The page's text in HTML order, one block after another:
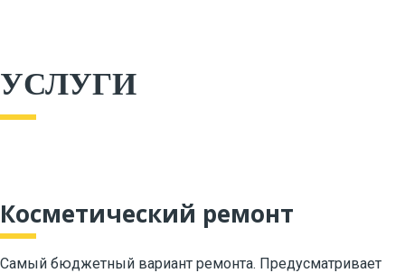
УСЛУГИ
Косметический ремонт
Самый бюджетный вариант ремонта. Предусматривает